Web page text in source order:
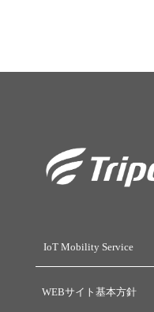
IoT Mobility Service
WEBサイト基本方針